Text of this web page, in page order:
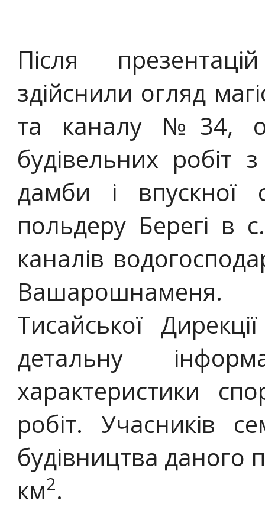
Після
здійснили огляд
та каналу №34,
будівельних робіт
дамби і впускної
польдеру Берегі в
каналів
Вашарошнаменя.
Тисайської
детальну
характеристики
робіт. Учасників
будівництва даного
км2.